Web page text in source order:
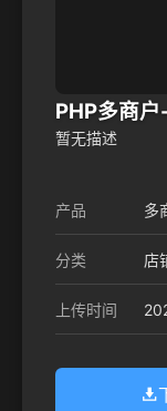
PHP多商
暂无描述
产品 多
分类 店
上传时间